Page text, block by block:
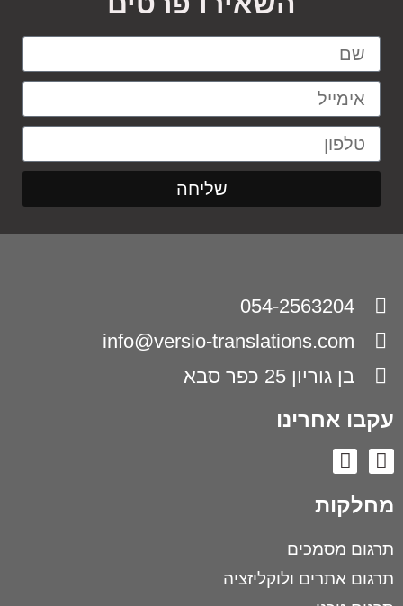
שליחה
מחלקות
תרגום מסמכים
תרגום אתרים ולוקליזציה
עקבו אחרינו
054-2563204
info@versio-translations.com
בן גוריון 25 כפר סבא